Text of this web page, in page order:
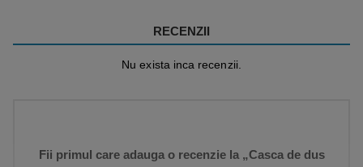
RECENZII
Nu exista inca recenzii.
Fii primul care adauga o recenzie la „Casca de dus